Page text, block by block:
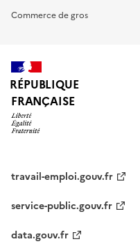
Commerce de gros
RÉPUBLIQUE
FRANÇAISE
travail-emploi.gouv.fr
service-public.gouv.fr
data.gouv.fr